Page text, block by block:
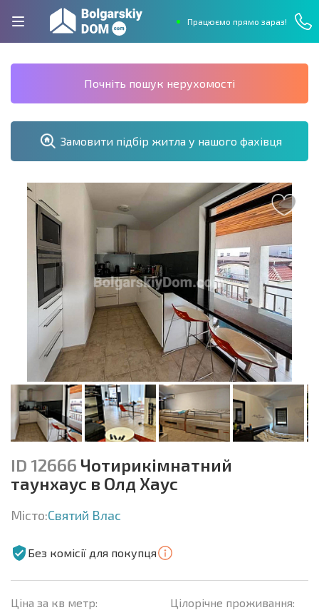
Працюємо прямо зараз!
Почніть пошук нерухомості
Замовити підбір житла у нашого фахівця
ID 12666 Чотирикімнатний
таунхаус в Олд Хаус
Місто:Святий Влас
Без комісії для покупця
Ціна за кв метр:
Цілорічне проживання: